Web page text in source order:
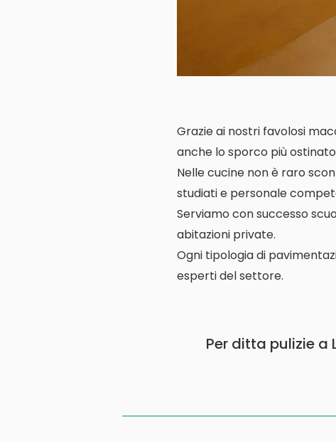
Grazie ai nostri favolosi
anche lo sporco più
Nelle cucine non è raro
studiati e personale
Serviamo con successo
abitazioni private.
Ogni tipologia di
esperti del settore.
Per ditta pulizie a